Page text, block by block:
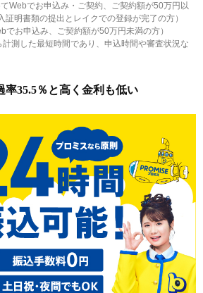
Webでお申込み・ご契約、ご契約額が50万円以
明書類の提出とレイクでの登録が完了の方）
でお申込み、ご契約額が50万円未満の方）
測した最短時間であり、申込時間や審査状況な
率35.5％と高く金利も低い